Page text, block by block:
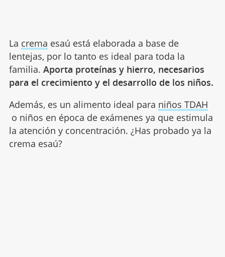
La crema esaú está elaborada a base de
lentejas, por lo tanto es ideal para toda la
familia. Aporta proteínas y hierro, necesarios
para el crecimiento y el desarrollo de los niños.
Además, es un alimento ideal para niños TDAH
o niños en época de exámenes ya que estimula
la atención y concentración. ¿Has probado ya la
crema esaú?